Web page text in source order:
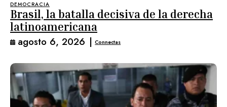
DEMOCRACIA
Brasil, la batalla decisiva de la derecha
latinoamericana
agosto 6, 2026 | Connectas